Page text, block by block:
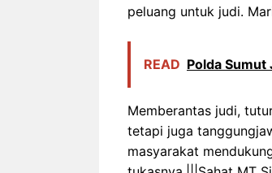
peluang untuk judi.
READ Polda
Memberantas judi,
tetapi juga
masyarakat